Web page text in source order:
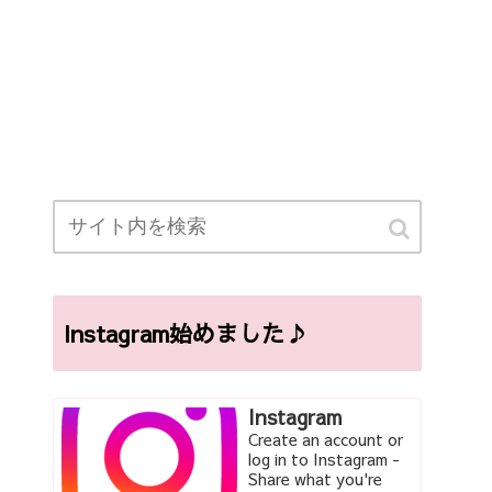
Instagram始めました♪
Instagram
Create an account or
log in to Instagram -
Share what you're